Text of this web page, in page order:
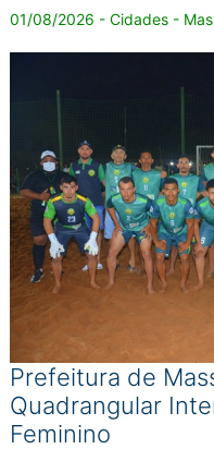
01/08/2026 - Cidades -
Prefeitura de
Quadrangular
Feminino